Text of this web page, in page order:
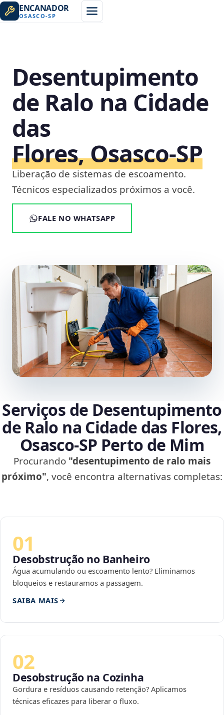
ENCANADOR
OSASCO-SP
Desentupimento
de Ralo na Cidade
das
Flores, Osasco‑SP
Liberação de sistemas de escoamento.
Técnicos especializados próximos a você.
FALE NO WHATSAPP
Serviços de Desentupimento
de Ralo na Cidade das Flores,
Osasco‑SP Perto de Mim
Procurando "desentupimento de ralo mais
próximo", você encontra alternativas completas:
01
Desobstrução no Banheiro
Água acumulando ou escoamento lento? Eliminamos
bloqueios e restauramos a passagem.
SAIBA MAIS
02
Desobstrução na Cozinha
Gordura e resíduos causando retenção? Aplicamos
técnicas eficazes para liberar o fluxo.